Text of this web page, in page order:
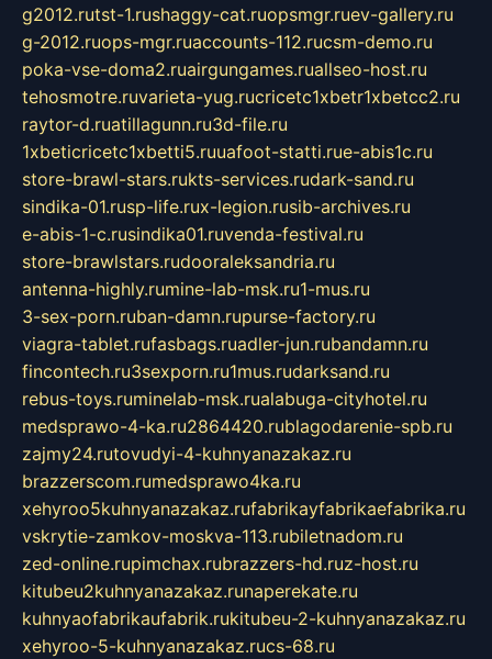
g2012.rutst-1.rushaggy-cat.ruopsmgr.ruev-gallery.ru
g-2012.ruops-mgr.ruaccounts-112.rucsm-demo.ru
poka-vse-doma2.ruairgungames.ruallseo-host.ru
tehosmotre.ruvarieta-yug.rucricetc1xbetr1xbetcc2.ru
raytor-d.ruatillagunn.ru3d-file.ru
1xbeticricetc1xbetti5.ruuafoot-statti.rue-abis1c.ru
store-brawl-stars.rukts-services.rudark-sand.ru
sindika-01.rusp-life.rux-legion.rusib-archives.ru
e-abis-1-c.rusindika01.ruvenda-festival.ru
store-brawlstars.rudooraleksandria.ru
antenna-highly.rumine-lab-msk.ru1-mus.ru
3-sex-porn.ruban-damn.rupurse-factory.ru
viagra-tablet.rufasbags.ruadler-jun.rubandamn.ru
fincontech.ru3sexporn.ru1mus.rudarksand.ru
rebus-toys.ruminelab-msk.rualabuga-cityhotel.ru
medsprawo-4-ka.ru2864420.rublagodarenie-spb.ru
zajmy24.rutovudyi-4-kuhnyanazakaz.ru
brazzerscom.rumedsprawo4ka.ru
xehyroo5kuhnyanazakaz.rufabrikayfabrikaefabrika.ru
vskrytie-zamkov-moskva-113.rubiletnadom.ru
zed-online.rupimchax.rubrazzers-hd.ruz-host.ru
kitubeu2kuhnyanazakaz.runaperekate.ru
kuhnyaofabrikaufabrik.rukitubeu-2-kuhnyanazakaz.ru
xehyroo-5-kuhnyanazakaz.rucs-68.ru